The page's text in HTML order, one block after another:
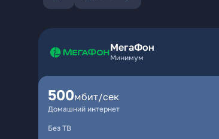
МегаФон
Минимум
500мбит/сек
Домашний интернет
Без ТВ